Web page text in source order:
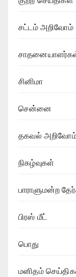
சட்டம் அறிவோம்
சினிமா
சென்னை
தகவல்
நிகழ்வுகள்
பாராளுமன்ற
பிரஸ் மீட்
பொது
மனிதம்